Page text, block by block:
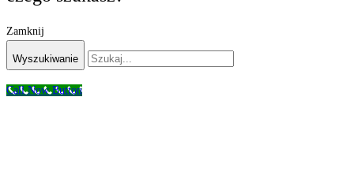
Zamknij
Wyszukiwanie
Call Now Button